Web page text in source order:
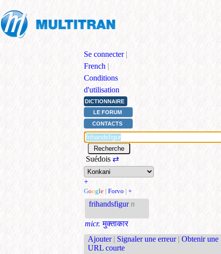
Se connecter |
French |
Conditions
d'utilisation
DICTIONNAIRE
LE FORUM
CONTACTS
Suédois ⇄
+
Google | Forvo | +
frihandsfigur n
micr. मुक्ताकार
Ajouter | Signaler une erreur | Obtenir une
URL courte